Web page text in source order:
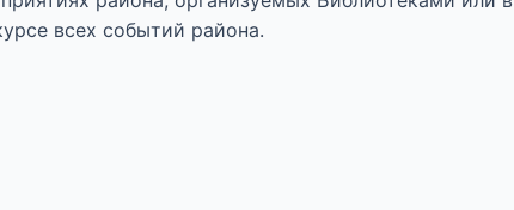
всех событий района.